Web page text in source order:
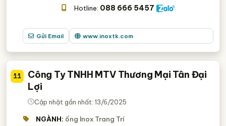
Hotline: 088 666 5457
Gửi Email www.inoxtk.com
11
Công Ty TNHH MTV Thương Mại Tân Đại
Lợi
Cập nhật gần nhất: 13/6/2025
NGÀNH: ống Inox Trang Trí